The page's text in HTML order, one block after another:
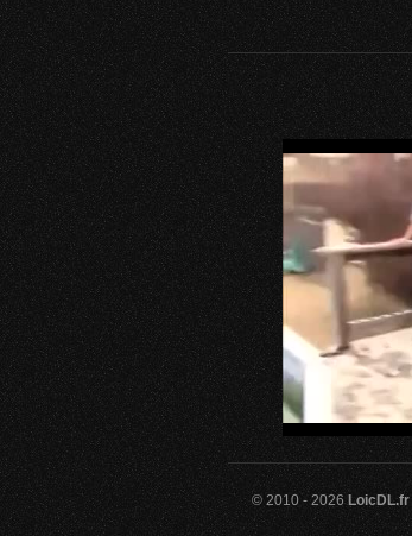
© 2010 - 2026LoicDL.fr